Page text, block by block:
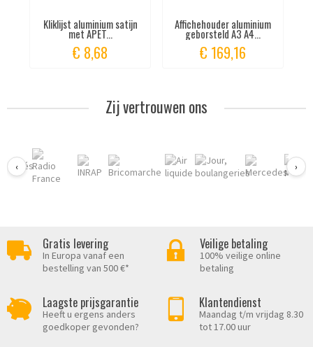
Kliklijst aluminium satijn
met APET...
€ 8,68
Affichehouder aluminium
geborsteld A3 A4...
€ 169,16
Zij vertrouwen ons
‹ ›
Gratis levering
In Europa vanaf een
bestelling van 500 €*
Veilige betaling
100% veilige online
betaling
Laagste prijsgarantie
Heeft u ergens anders
goedkoper gevonden?
Klantendienst
Maandag t/m vrijdag 8.30
tot 17.00 uur